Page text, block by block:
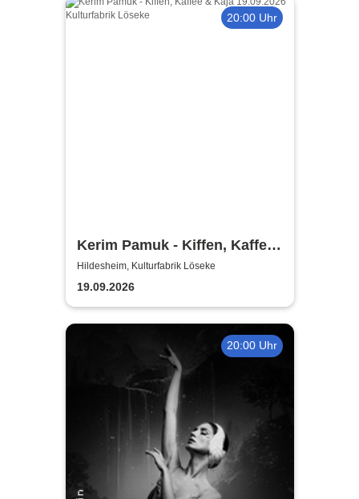
20:00 Uhr
Kerim Pamuk - Kiffen, Kaffee
& Kajal
Hildesheim, Kulturfabrik Löseke
19.09.2026
20:00 Uhr